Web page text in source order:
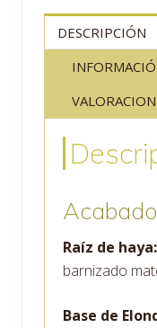
DESCRIPCIÓN
Acabado
Raíz de haya:
barnizado
Base de